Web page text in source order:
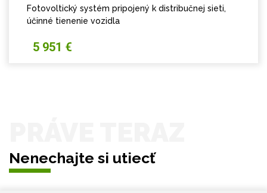
Fotovoltický systém pripojený k distribučnej sieti,
účinné tienenie vozidla
5 951 €
Nenechajte si utiecť